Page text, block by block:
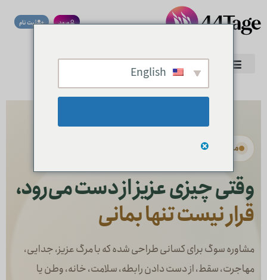
ورود ثبت نام
0
مشاوره تخصصی سوگ و فقدان
وقتی چیزی عزیز از دست می‌رود،
قرار نیست تنها بمانی
مشاوره سوگ برای کسانی طراحی شده که با مرگ عزیز، جدایی،
مهاجرت، سقط، از دست دادن رابطه، سلامت، خانه، وطن یا